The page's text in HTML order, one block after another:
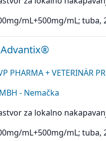
mL+500mg/mL; tuba,
Advantix®
PHARMA + VETERINÄR
- Nemačka
za lokalno
mL+500mg/mL; tuba,